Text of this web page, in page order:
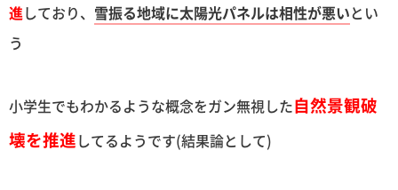
進しており、 雪振る地域に太陽光パネルは相性が悪いとい
う
小学生でもわかるような概念をガン無視した自然景観破
壊を推進してるようです(結果論として)